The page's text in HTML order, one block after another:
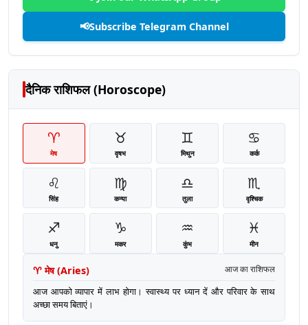
📢Subscribe Telegram Channel
दैनिक राशिफल (Horoscope)
♈
मेष
♉
वृषभ
♊
मिथुन
♋
कर्क
♌
सिंह
♍
कन्या
♎
तुला
♏
वृश्चिक
♐
धनु
♑
मकर
♒
कुंभ
♓
मीन
♈ मेष(Aries) आज का राशिफल
आज आपको व्यापार में लाभ होगा। स्वास्थ्य पर ध्यान दें और परिवार के साथ
अच्छा समय बिताएं।